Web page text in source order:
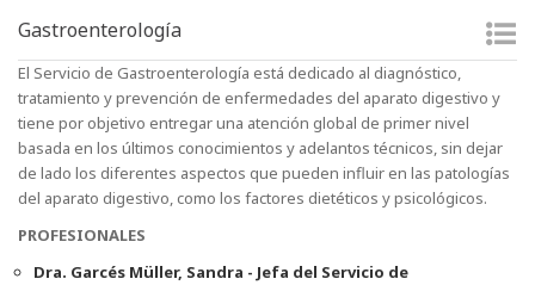
Gastroenterología
El Servicio de Gastroenterología está dedicado al diagnóstico,
tratamiento y prevención de enfermedades del aparato digestivo y
tiene por objetivo entregar una atención global de primer nivel
basada en los últimos conocimientos y adelantos técnicos, sin dejar
de lado los diferentes aspectos que pueden influir en las patologías
del aparato digestivo, como los factores dietéticos y psicológicos.
PROFESIONALES
Dra. Garcés Müller, Sandra - Jefa del Servicio de